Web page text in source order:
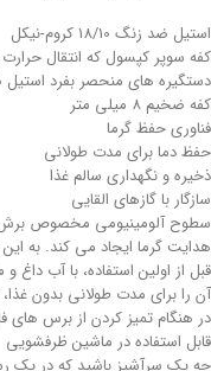
استیل ضد زنگ 18/10 کروم-نیکل
کفه سوپر کپسول که انتقال
دستگیره های منحصر بفرد
کفه ضخیم 8 میلی متر
فناوری حفظ گرما
حفظ دما برای مدت طولانی
ذخیره و نگهداری سالم غذا
سازگار با گازهای القایی
سطوح آلومینیومی مخصوص برش
هدایت گرما ایجاد می کند. به
قبل از اولین استفاده، با آب داغ
آن را برای مدت طولانی بدون
در هنگام تمیز کردن از برس های
قابل استفاده در ماشین ظرفشویی
چه یک سرآشپز باشید که در یک